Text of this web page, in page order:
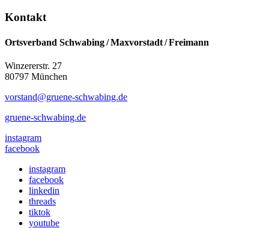
Kontakt
Ortsverband Schwabing / Maxvorstadt ⁠/ Freimann
Winzererstr. 27
80797 München
vorstand@gruene-schwabing.de
gruene-schwabing.de
instagram
facebook
instagram
facebook
linkedin
threads
tiktok
youtube